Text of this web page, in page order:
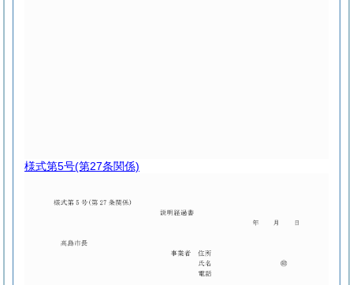
様式第5号(第27条関係)